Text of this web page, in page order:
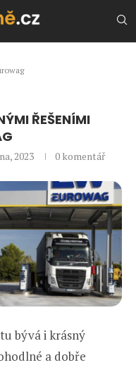
ŘEŠENÍMI
2023 0 komentář
bývá i krásný
a dobře